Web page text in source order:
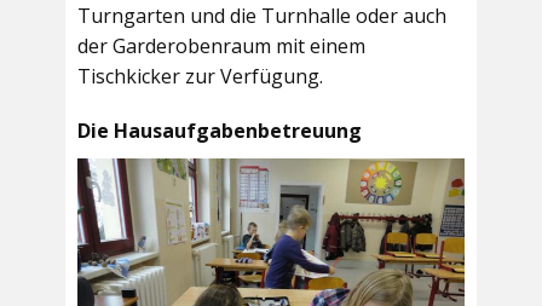
Turngarten und die Turnhalle oder auch
derGarderobenraum mit einem
Tischkicker zur Verfügung.
Die Hausaufgabenbetreuung